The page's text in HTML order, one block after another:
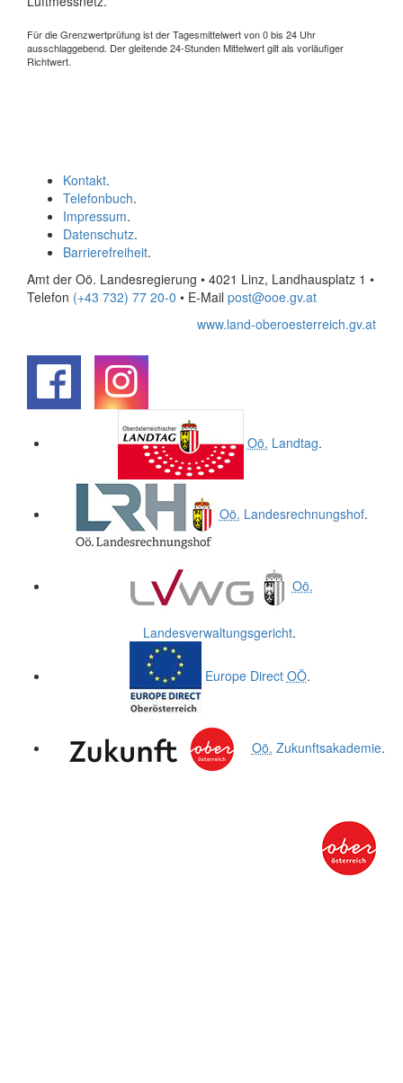
Für die Grenzwertprüfung ist der Tagesmittelwert von 0 bis 24 Uhr
ausschlaggebend. Der gleitende 24-Stunden Mittelwert gilt als vorläufiger
Richtwert.
Kontakt.
Telefonbuch.
Impressum.
Datenschutz.
Barrierefreiheit.
Amt der Oö. Landesregierung • 4021 Linz, Landhausplatz 1 •
Telefon (+43 732) 77 20-0 • E-Mail post@ooe.gv.at
www.land-oberoesterreich.gv.at
Oö. Landtag.
Oö. Landesrechnungshof.
Oö.
Landesverwaltungsgericht.
Europe Direct OÖ.
Oö. Zukunftsakademie.